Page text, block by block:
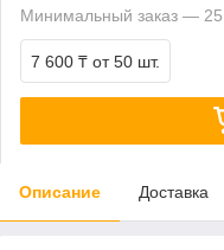
Минимальный заказ — 25
7 600 ₸ от 50 шт.
Описание Доставка